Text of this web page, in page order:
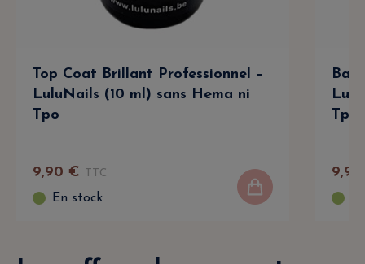
Top Coat Brillant Professionnel –
LuluNails (10 ml) sans Hema ni
Tpo
9,90 € TTC
En stock
Tpo
9,90